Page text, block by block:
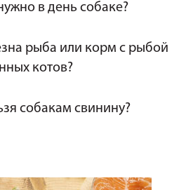
в день собаке?
рыба или корм с рыбой
котов?
собакам свинину?